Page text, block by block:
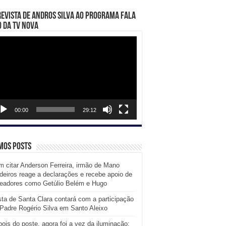
de Andros Silva ao programa Fala
da TV Nova
00:00 29:12
posts
citar Anderson Ferreira, irmão de Mano
reage a declarações e recebe apoio de
como Getúlio Belém e Hugo
de Santa Clara contará com a participação
Rogério Silva em Santo Aleixo
do poste, agora foi a vez da iluminação: